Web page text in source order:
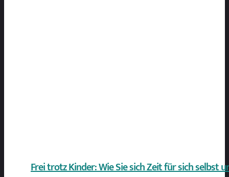
Frei trotz Kinder: Wie Sie sich Zeit für sich selbst